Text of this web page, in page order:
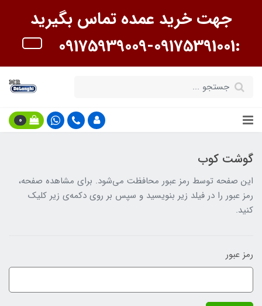
جهت خرید عمده تماس بگیرید
:09175391001-09175939009
0
گوشت کوب
این صفحه توسط رمز عبور محافظت می‌شود. برای مشاهده صفحه،
رمز عبور را در فیلد زیر بنویسید و سپس بر روی دکمه‌ی زیر کلیک
کنید.
رمز عبور